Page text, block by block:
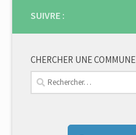
SUIVRE :
CHERCHER UNE COMMUNE
Rechercher :